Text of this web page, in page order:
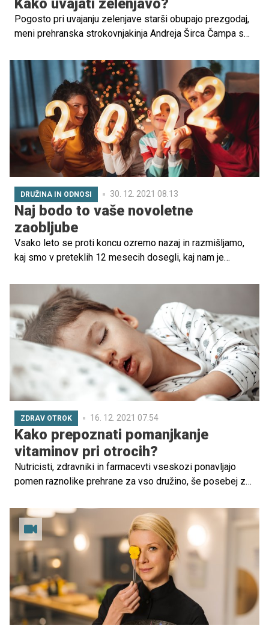
Kako uvajati zelenjavo?
Pogosto pri uvajanju zelenjave starši obupajo prezgodaj,
meni prehranska strokovnjakinja Andreja Širca Čampa s
začnejo uvajati zelenjavo in jo otrok zavrne prvič, drugič,
tretjič in četrtič, zaključijo, da ne mara bučk (ali druge
zelenjave). Toda pri dojenčku je treba vztrajati vsaj
osemkrat do enajstkrat, nekateri pravijo tudi petnajstkrat.”
DRUŽINA IN ODNOSI 30. 12. 2021 08.13
Naj bodo to vaše novoletne
zaobljube
Vsako leto se proti koncu ozremo nazaj in razmišljamo,
kaj smo v preteklih 12 mesecih dosegli, kaj nam je
želimo v prihodnjem letu, saj bomo najverjetneje 31.
decembra ob polnoči vsi v srcu nosili upanje na dobro in
zdravo prihajajoče leto 2022. Kaj si poleg tega zaželeti
oz. k čemu se zaobljubiti?
ZDRAV OTROK 16. 12. 2021 07.54
Kako prepoznati pomanjkanje
vitaminov pri otrocih?
Nutricisti, zdravniki in farmacevti vseskozi ponavljajo
pomen raznolike prehrane za vso družino, še posebej za
vnesemo dovolj vitaminov in mineralov, ki so potrebni za
pravilno rast in razvoj ter krepitev imunskega sistema.
Kateri so znaki pomanjkanja vitaminov in mineralov pri
otrocih? Preverite v spodnjih vrsticah.